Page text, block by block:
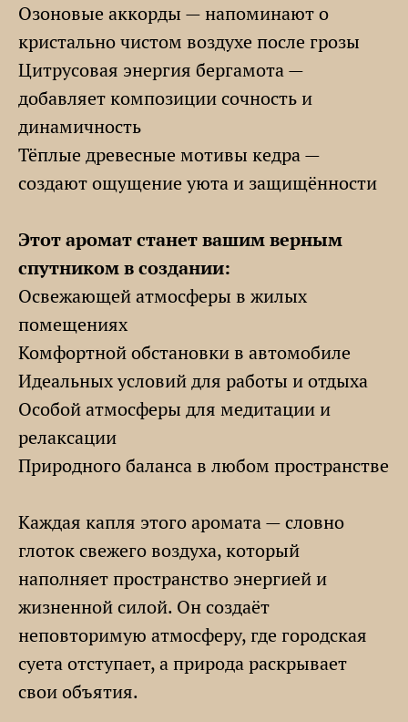
Озоновые аккорды — напоминают о
кристально чистом воздухе после грозы
Цитрусовая энергия бергамота —
добавляет композиции сочность и
динамичность
Тёплые древесные мотивы кедра —
создают ощущение уюта и защищённости
Этот аромат станет вашим верным
спутником в создании:
Освежающей атмосферы в жилых
помещениях
Комфортной обстановки в автомобиле
Идеальных условий для работы и отдыха
Особой атмосферы для медитации и
релаксации
Природного баланса в любом пространстве
Каждая капля этого аромата — словно
глоток свежего воздуха, который
наполняет пространство энергией и
жизненной силой. Он создаёт
неповторимую атмосферу, где городская
суета отступает, а природа раскрывает
свои объятия.